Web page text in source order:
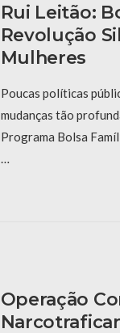
Rui Leitão:
Revolução
Mulheres
Poucas políticas
mudanças tão
Programa Bolsa
…
Operação